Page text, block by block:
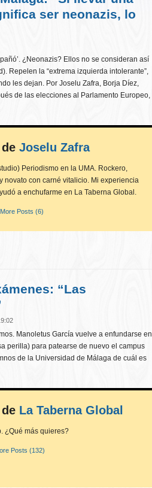
ser neonazis, lo
¿Neonazis? Ellos no se consideran así
Repelen la “extrema izquierda intolerante”,
les dejan. Por Joselu Zafra, Borja Díez,
de las elecciones al Parlamento Europeo,
Joselu Zafra
Periodismo en la UMA. Rockero,
novato con carné vitalicio. Mi experiencia
a enchufarme en La Taberna Global.
More Posts (6)
“Las
Manoletus García vuelve a enfundarse en
perilla) para patearse de nuevo el campus
de la Universidad de Málaga de cuál es
La Taberna Global
¿Qué más quieres?
Posts (132)